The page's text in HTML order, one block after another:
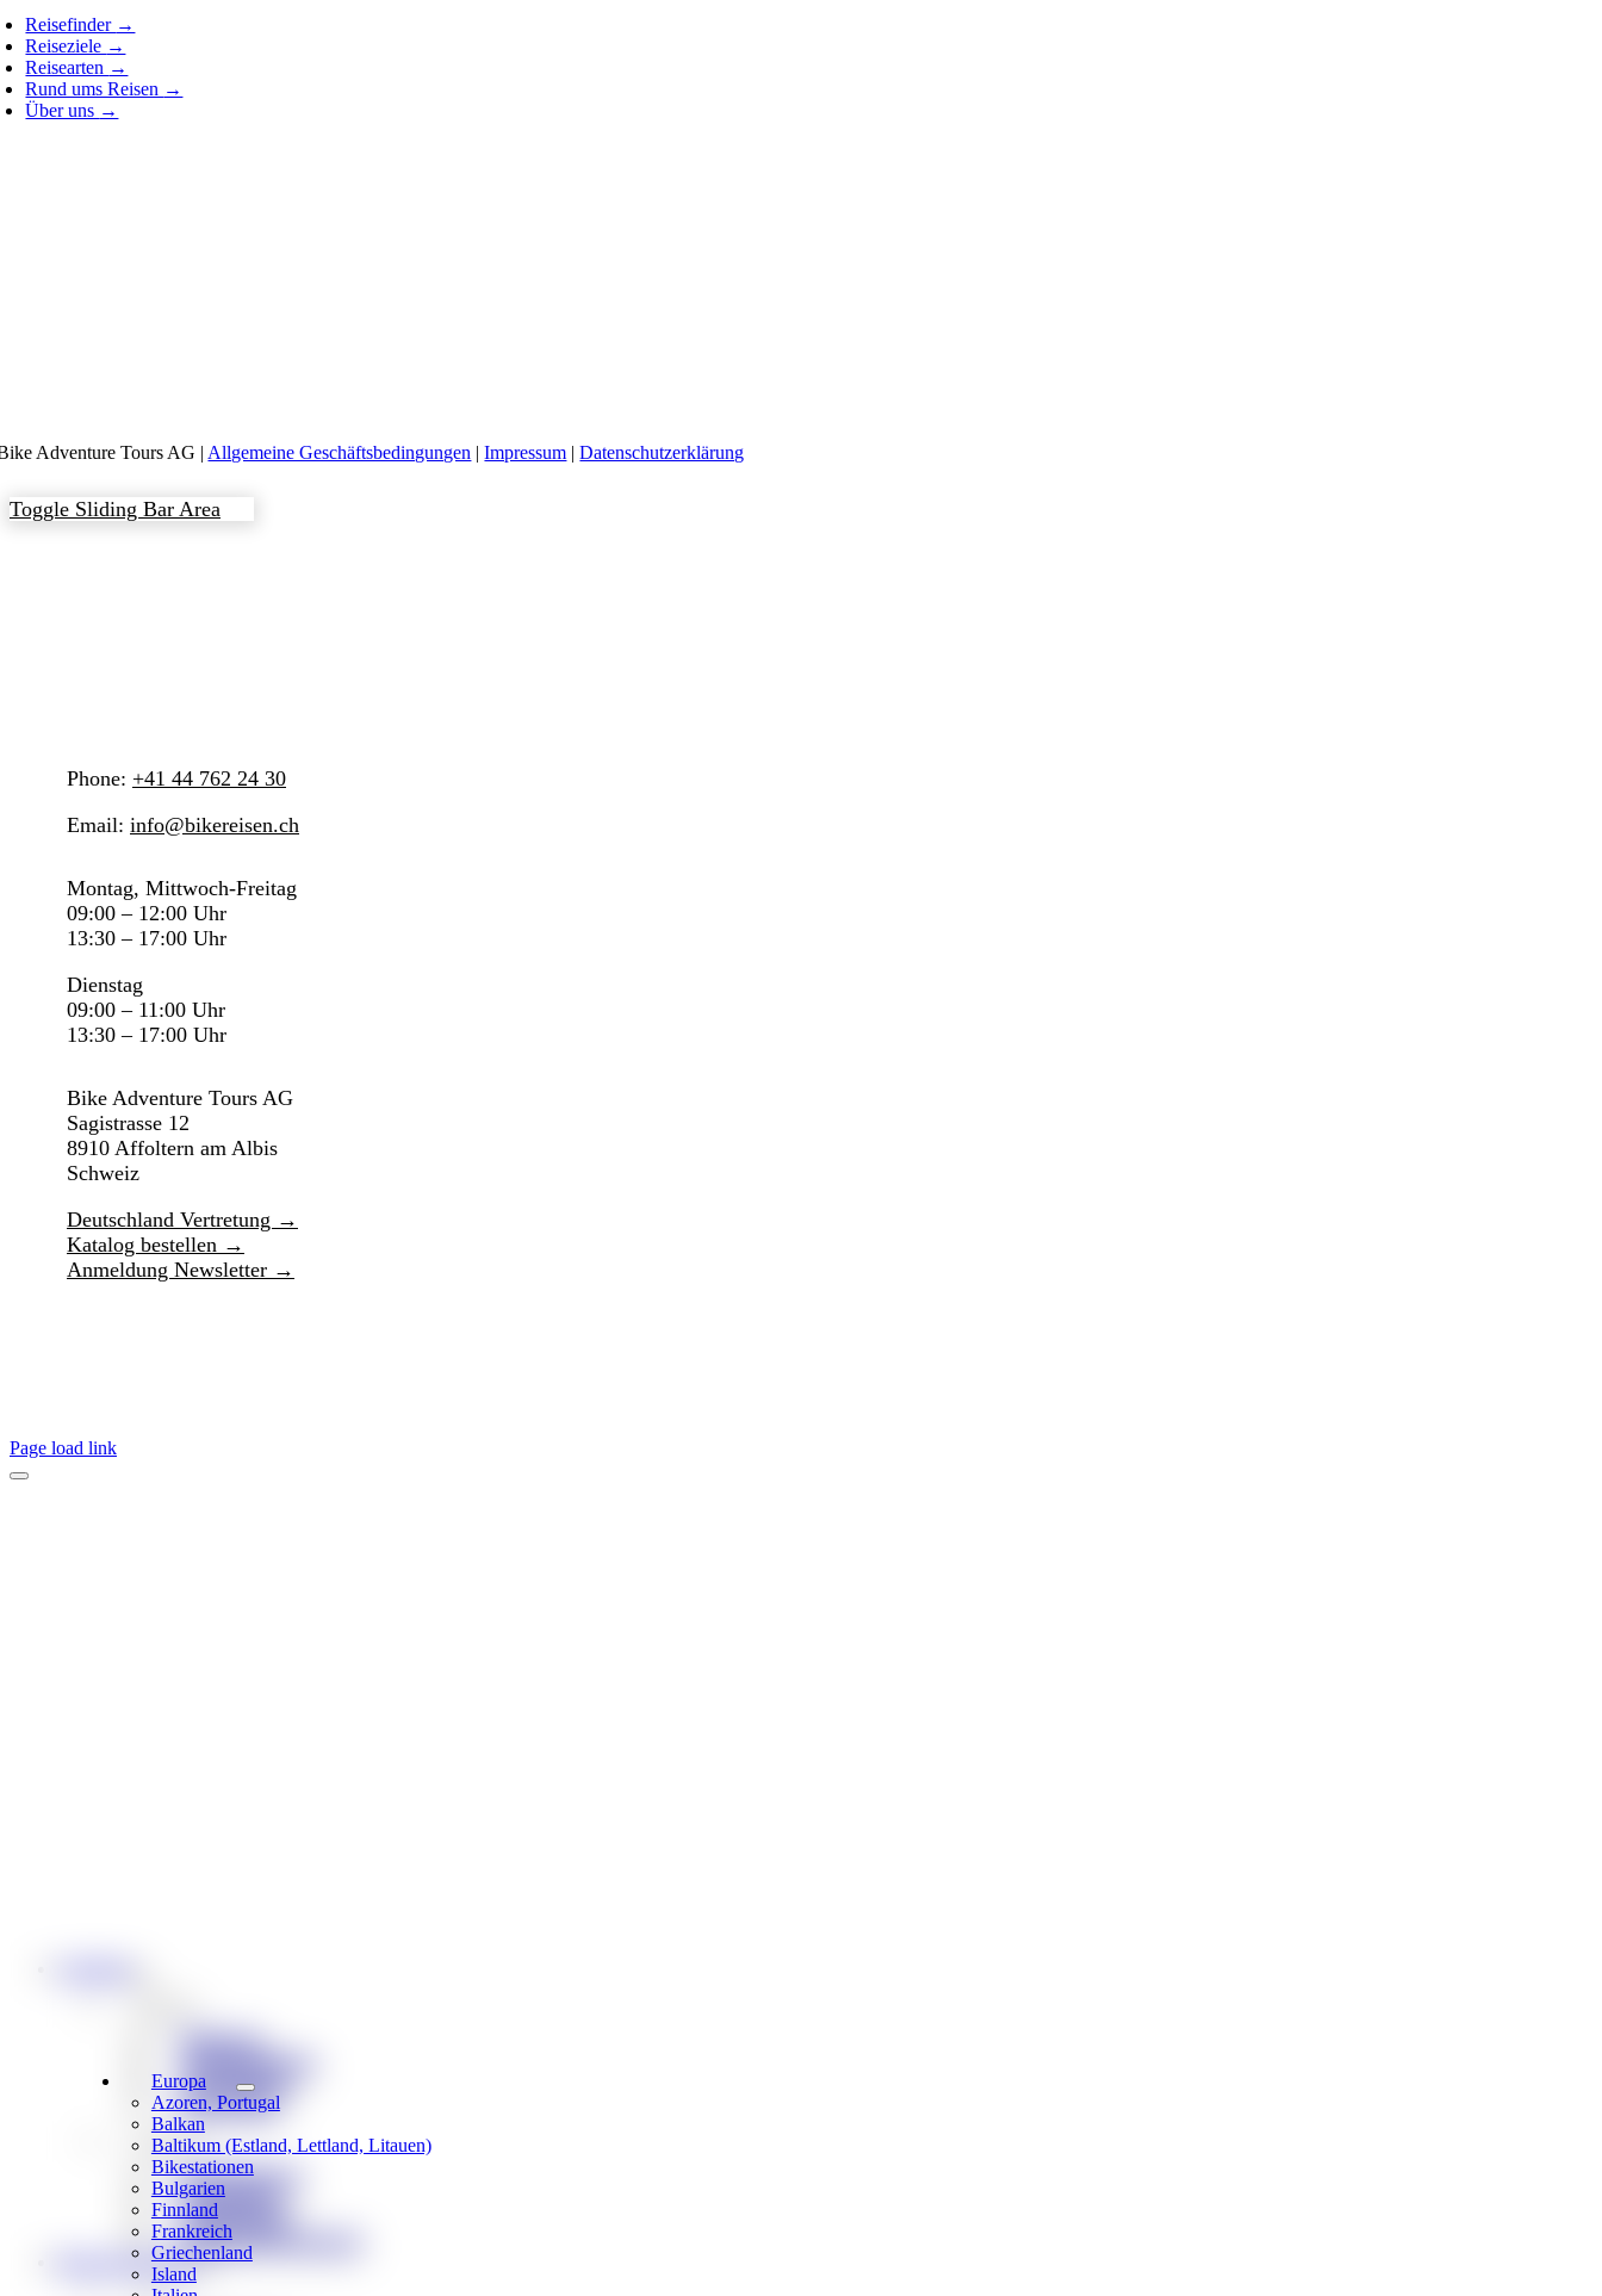
Bikereisen
Gravel-Reisen
Bike & Boot
Reisetyp
Individualreisen
Spezialreisen
E-Bike Reisen
Weekend & Kurztouren
Rund ums Reisen
Reisefinder →
Reiseziele →
Reisearten →
Rund ums Reisen →
Über uns →
Adventure Tours AG | Allgemeine Geschäftsbedingungen |Impressum |Datenschutzerklärung
Toggle Sliding Bar Area
Phone: +41 44 762 24 30
Email: info@bikereisen.ch
Montag, Mittwoch-Freitag
09:00 – 12:00 Uhr
13:30 – 17:00 Uhr
Dienstag
09:00 – 11:00 Uhr
13:30 – 17:00 Uhr
Bike Adventure Tours AG
Sagistrasse 12
8910 Affoltern am Albis
Schweiz
Deutschland Vertretung →
Katalog bestellen →
Anmeldung Newsletter →
Page load link
Europa
Azoren, Portugal
Balkan
Baltikum (Estland, Lettland, Litauen)
Bikestationen
Bulgarien
Finnland
Frankreich
Griechenland
Island